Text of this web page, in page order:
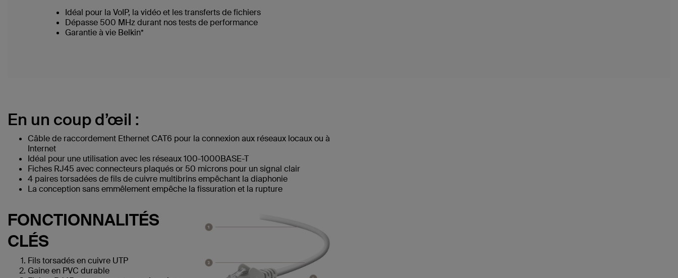
Idéal pour la VoIP, la vidéo et les transferts de fichiers
Dépasse 500 MHz durant nos tests de performance
Garantie à vie Belkin*
En un coup d’œil :
Câble de raccordement Ethernet CAT6 pour la connexion aux réseaux locaux ou à
Internet
Idéal pour une utilisation avec les réseaux 100-1000BASE-T
Fiches RJ45 avec connecteurs plaqués or 50 microns pour un signal clair
4 paires torsadées de fils de cuivre multibrins empêchant la diaphonie
La conception sans emmêlement empêche la fissuration et la rupture
FONCTIONNALITÉS
CLÉS
Fils torsadés en cuivre UTP
Gaine en PVC durable